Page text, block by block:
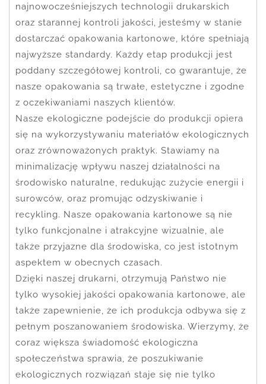
najnowocześniejszych technologii drukarskich
oraz starannej kontroli jakości, jesteśmy w stanie
dostarczać opakowania kartonowe, które spełniają
najwyższe standardy. Każdy etap produkcji jest
poddany szczegółowej kontroli, co gwarantuje, że
nasze opakowania są trwałe, estetyczne i zgodne
z oczekiwaniami naszych klientów.
Nasze ekologiczne podejście do produkcji opiera
się na wykorzystywaniu materiałów ekologicznych
oraz zrównoważonych praktyk. Stawiamy na
minimalizację wpływu naszej działalności na
środowisko naturalne, redukując zużycie energii i
surowców, oraz promując odzyskiwanie i
recykling. Nasze opakowania kartonowe są nie
tylko funkcjonalne i atrakcyjne wizualnie, ale
także przyjazne dla środowiska, co jest istotnym
aspektem w obecnych czasach.
Dzięki naszej drukarni, otrzymują Państwo nie
tylko wysokiej jakości opakowania kartonowe, ale
także zapewnienie, że ich produkcja odbywa się z
pełnym poszanowaniem środowiska. Wierzymy, że
coraz większa świadomość ekologiczna
społeczeństwa sprawia, że poszukiwanie
ekologicznych rozwiązań staje się nie tylko